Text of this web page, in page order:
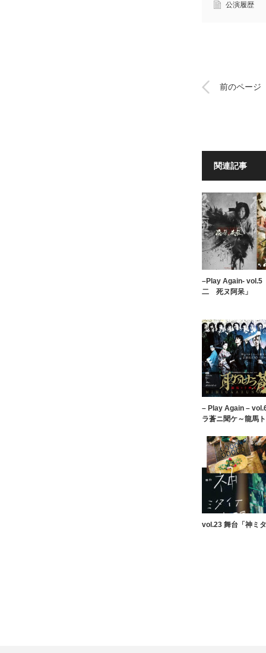
公演履歴
前のページ
関連記事
–Play Again- vol.5
二 死ヌ阿呆」
– Play Again –
ラ蒼ニ聞ケ～龍馬
vol.23 舞台「神ミ